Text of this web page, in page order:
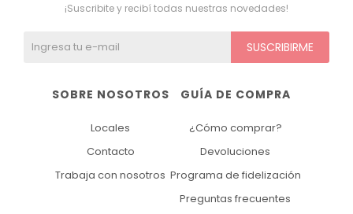
GUÍA DE COMPRA
¿Cómo comprar?
Devoluciones
Programa de fidelización
Preguntas frecuentes
SOBRE NOSOTROS
Locales
Contacto
Trabaja con nosotros
¡Suscribite y recibí todas nuestras novedades!
SUSCRIBIRME